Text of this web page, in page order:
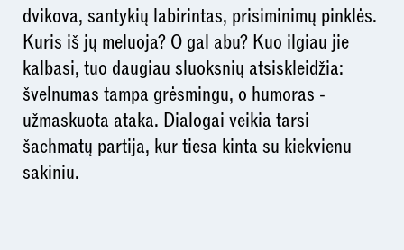
dvikova, santykių labirintas, prisiminimų pinklės.
Kuris iš jų meluoja? O gal abu? Kuo ilgiau jie
kalbasi, tuo daugiau sluoksnių atsiskleidžia:
švelnumas tampa grėsmingu, o humoras -
užmaskuota ataka. Dialogai veikia tarsi
šachmatų partija, kur tiesa kinta su kiekvienu
sakiniu.